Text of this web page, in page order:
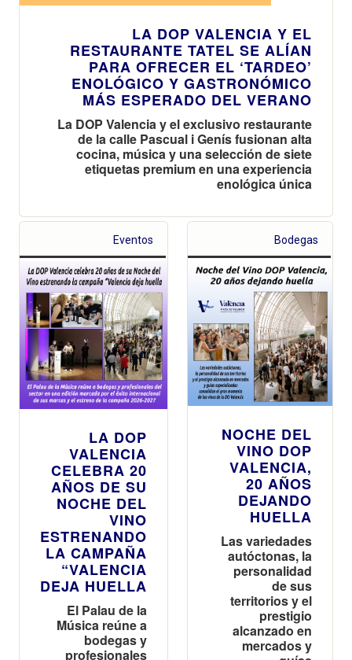
LA DOP VALENCIA Y EL
RESTAURANTE TATEL SE ALÍAN
PARA OFRECER EL ‘TARDEO’
ENOLÓGICO Y GASTRONÓMICO
MÁS ESPERADO DEL VERANO
La DOP Valencia y el exclusivo restaurante
de la calle Pascual i Genís fusionan alta
cocina, música y una selección de siete
etiquetas premium en una experiencia
enológica única
Eventos
LA DOP
VALENCIA
CELEBRA 20
AÑOS DE SU
NOCHE DEL
VINO
ESTRENANDO
LA CAMPAÑA
“VALENCIA
DEJA HUELLA
El Palau de la
Música reúne a
bodegas y
profesionales
Bodegas
NOCHE DEL
VINO DOP
VALENCIA,
20 AÑOS
DEJANDO
HUELLA
Las variedades
autóctonas, la
personalidad
de sus
territorios y el
prestigio
alcanzado en
mercados y